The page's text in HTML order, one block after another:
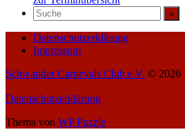
Datenschutzerklärung
Impressum
Schwander Carnevals Club e.V. © 2026
Datenschutzerklärung
Thema von WP Puzzle